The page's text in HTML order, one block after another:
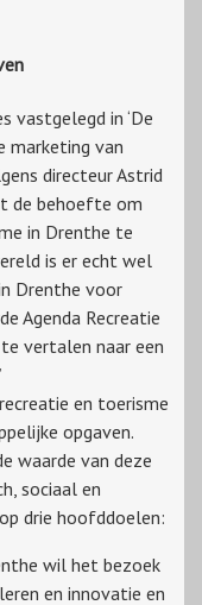
vastgelegd in ‘De
marketing van
directeur Astrid
de behoefte om
in Drenthe te
is er echt wel
Drenthe voor
Agenda Recreatie
vertalen naar een
en toerisme
opgaven.
waarde van deze
sociaal en
drie hoofddoelen:
wil het bezoek
en innovatie en